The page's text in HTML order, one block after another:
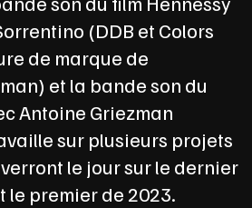
(DDB et Colors
de marque de
et la bande son du
Antoine Griezman
sur plusieurs projets
le jour sur le dernier
le premier de 2023.